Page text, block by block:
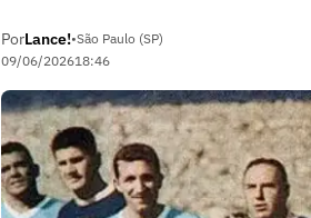
PorLance!•São Paulo (SP)
09/06/202618:46